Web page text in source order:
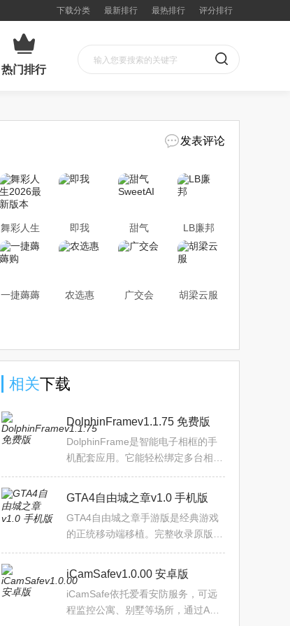
下载分类 最新排行 最热排行 评分排行
热门排行
发表评论
舞彩人生
2026最新
版本
即我
甜气
SweetAI
LB廉邦
一捷薅薅
农选惠 广交会 胡梁云服
相关下载
DolphinFramev1.1.75 免费版
DolphinFrame是智能电子相框的手
机配套应用。它能轻松绑定多台相
短视频同步到大屏展示，在家就能享
受大屏观影般的视觉体验。支
GTA4自由城之章v1.0 手机版
GTA4自由城之章手游版是经典游戏
的正统移动端移植。完整收录原版剧
画质。能双线体验完整剧情，无缝探
索自由城四大区域，有多种
iCamSafev1.0.00 安卓版
iCamSafe依托爱看安防服务，可远
程监控公寓、别墅等场所，通过APP